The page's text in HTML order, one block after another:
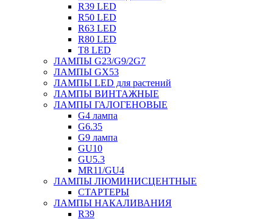
R39 LED
R50 LED
R63 LED
R80 LED
T8 LED
ЛАМПЫ G23/G9/2G7
ЛАМПЫ GX53
ЛАМПЫ LED для растений
ЛАМПЫ ВИНТАЖНЫЕ
ЛАМПЫ ГАЛОГЕНОВЫЕ
G4 лампа
G6.35
G9 лампа
GU10
GU5.3
MR11/GU4
ЛАМПЫ ЛЮМИНИСЦЕНТНЫЕ
СТАРТЕРЫ
ЛАМПЫ НАКАЛИВАНИЯ
R39